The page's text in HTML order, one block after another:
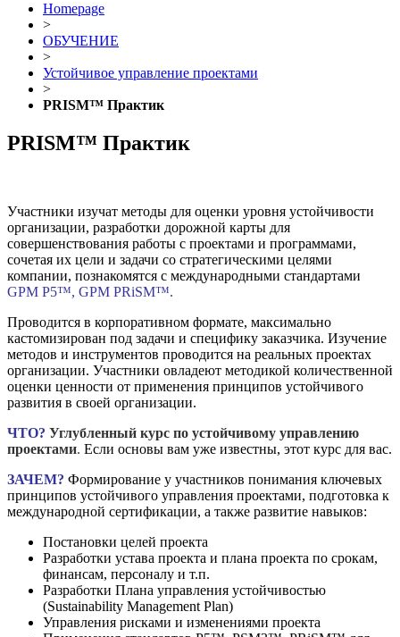
Homepage
>
ОБУЧЕНИЕ
>
Устойчивое управление проектами
>
PRISM™ Практик
PRISM™ Практик
Участники изучат методы для оценки уровня устойчивости
организации, разработки дорожной карты для
совершенствования работы с проектами и программами,
сочетая их цели и задачи со стратегическими целями
компании, познакомятся с международными стандартами
GPM P5™, GPM PRiSM™.
Проводится в корпоративном формате, максимально
кастомизирован под задачи и специфику заказчика. Изучение
методов и инструментов проводится на реальных проектах
организации. Участники овладеют методикой количественной
оценки ценности от применения принципов устойчивого
развития в своей организации.
ЧТО? Углубленный курс по устойчивому управлению
проектами. Если основы вам уже известны, этот курс для вас.
ЗАЧЕМ? Формирование у участников понимания ключевых
принципов устойчивого управления проектами, подготовка к
международной сертификации, а также развитие навыков:
Постановки целей проекта
Разработки устава проекта и плана проекта по срокам,
финансам, персоналу и т.п.
Разработки Плана управления устойчивостью
(Sustainability Management Plan)
Управления рисками и изменениями проекта